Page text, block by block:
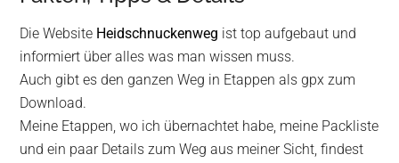
Die Website Heidschnuckenweg ist top aufgebaut und
informiert über alles was man wissen muss.
Auch gibt es den ganzen Weg in Etappen als gpx zum
Download.
Meine Etappen, wo ich übernachtet habe, meine Packliste
und ein paar Details zum Weg aus meiner Sicht, findest